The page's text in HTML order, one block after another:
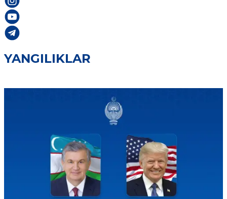
YANGILIKLAR